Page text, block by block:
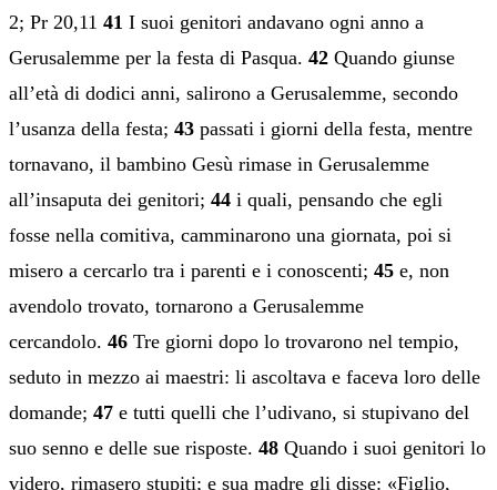
2; Pr 20,11 41 I suoi genitori andavano ogni anno a
Gerusalemme per la festa di Pasqua. 42 Quando giunse
all’età di dodici anni, salirono a Gerusalemme, secondo
l’usanza della festa; 43 passati i giorni della festa, mentre
tornavano, il bambino Gesù rimase in Gerusalemme
all’insaputa dei genitori; 44 i quali, pensando che egli
fosse nella comitiva, camminarono una giornata, poi si
misero a cercarlo tra i parenti e i conoscenti; 45 e, non
avendolo trovato, tornarono a Gerusalemme
cercandolo. 46 Tre giorni dopo lo trovarono nel tempio,
seduto in mezzo ai maestri: li ascoltava e faceva loro delle
domande; 47 e tutti quelli che l’udivano, si stupivano del
suo senno e delle sue risposte. 48 Quando i suoi genitori lo
videro, rimasero stupiti; e sua madre gli disse: «Figlio,